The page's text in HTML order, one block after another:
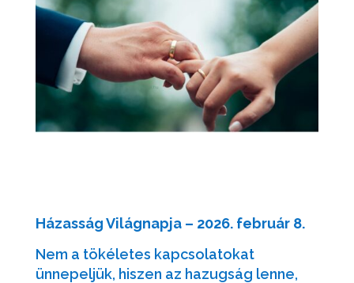
Házasság Világnapja – 2026. február 8.
Nem a tökéletes kapcsolatokat
ünnepeljük, hiszen az hazugság lenne,